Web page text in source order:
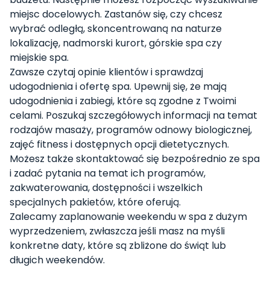
miejsc docelowych. Zastanów się, czy chcesz
wybrać odległą, skoncentrowaną na naturze
lokalizację, nadmorski kurort, górskie spa czy
miejskie spa.
Zawsze czytaj opinie klientów i sprawdzaj
udogodnienia i ofertę spa. Upewnij się, że mają
udogodnienia i zabiegi, które są zgodne z Twoimi
celami. Poszukaj szczegółowych informacji na temat
rodzajów masaży, programów odnowy biologicznej,
zajęć fitness i dostępnych opcji dietetycznych.
Możesz także skontaktować się bezpośrednio ze spa
i zadać pytania na temat ich programów,
zakwaterowania, dostępności i wszelkich
specjalnych pakietów, które oferują.
Zalecamy zaplanowanie weekendu w spa z dużym
wyprzedzeniem, zwłaszcza jeśli masz na myśli
konkretne daty, które są zbliżone do świąt lub
długich weekendów.